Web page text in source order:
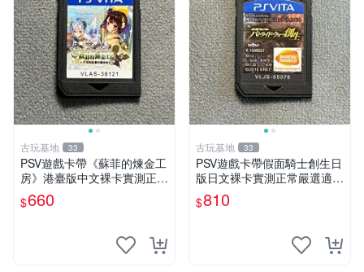
古玩基地 33
PSV遊戲卡帶《蘇菲的煉金工
房》港臺版中文裸卡實測正常
嚴選直銷僅售不退不換單次2
張起享優惠 煉金工房 游戲卡
$660
古玩基地 33
PSV遊戲卡帶假面騎士創生日
版日文裸卡實測正常嚴選適合
收藏2張起享優惠 假面騎士
創生 PSV 卡帶
$810